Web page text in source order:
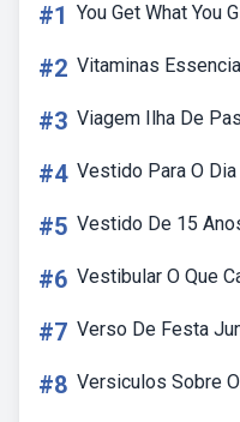
#1 You Get What You
#2 Vitaminas
#3 Viagem Ilha De
#4 Vestido Para O
#5 Vestido De 15
#6 Vestibular O Que
#7 Verso De Festa
#8 Versiculos Sobre